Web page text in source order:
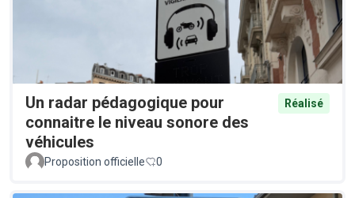
Un radar pédagogique pour
connaitre le niveau sonore des
véhicules
Réalisé
Proposition officielle 0